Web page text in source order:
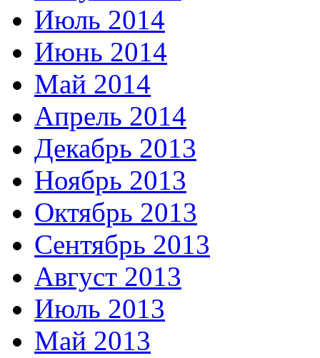
Июль 2014
Июнь 2014
Май 2014
Апрель 2014
Декабрь 2013
Ноябрь 2013
Октябрь 2013
Сентябрь 2013
Август 2013
Июль 2013
Май 2013